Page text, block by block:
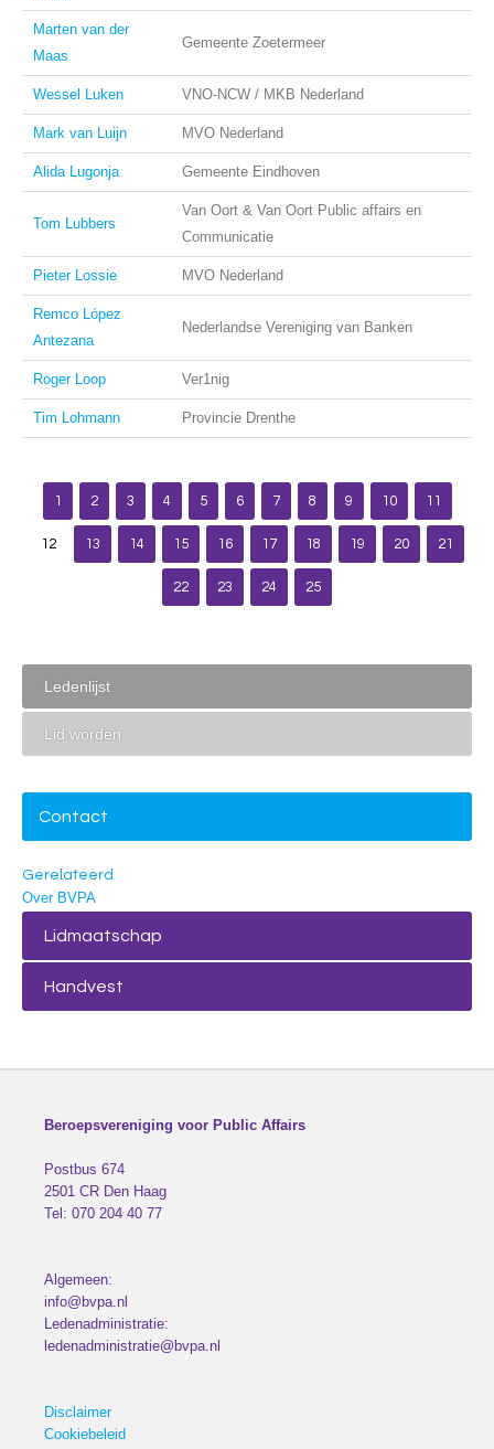
Marten van der
Maas
Gemeente Zoetermeer
Wessel Luken VNO-NCW / MKB Nederland
Mark van Luijn MVO Nederland
Alida Lugonja Gemeente Eindhoven
Tom Lubbers
Van Oort & Van Oort Public affairs en
Communicatie
Pieter Lossie MVO Nederland
Remco López
Antezana
Nederlandse Vereniging van Banken
Roger Loop Ver1nig
Tim Lohmann Provincie Drenthe
1 2 3 4 5 6 7 8 9 10 11
12 13 14 15 16 17 18 19 20 21
22 23 24 25
Ledenlijst
Lid worden
Contact
Gerelateerd
Over BVPA
Lidmaatschap
Handvest
Beroepsvereniging voor Public Affairs
Postbus 674
2501 CR Den Haag
Tel: 070 204 40 77
Algemeen:
info@bvpa.nl
Ledenadministratie:
ledenadministratie@bvpa.nl
Disclaimer
Cookiebeleid